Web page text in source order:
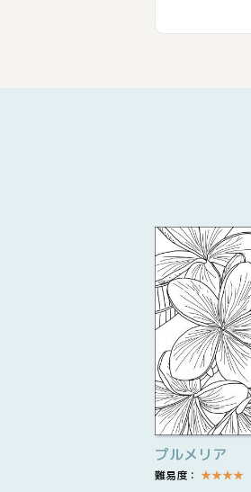
プルメリア
難易度： ★★★★